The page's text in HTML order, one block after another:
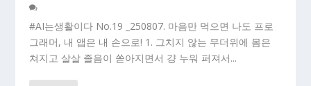
#AI는생활이다 No.19 _250807. 마음만 먹으면 나도 프로
그래머, 내 앱은 내 손으로! 1. 그치지 않는 무더위에 몸은
쳐지고 살살 졸음이 쏟아지면서 걍 누워 퍼져서...